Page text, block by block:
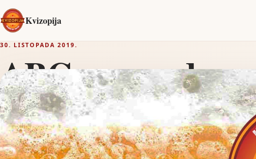
Kvizopija
30. LISTOPADA 2019.
ABC razonoda